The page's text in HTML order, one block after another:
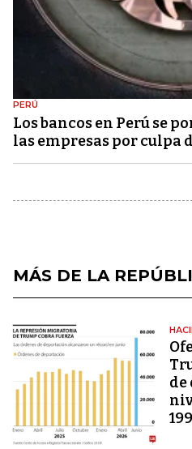
PERÚ
Los bancos en Perú se
las empresas por culpa
MÁS DE LA
de